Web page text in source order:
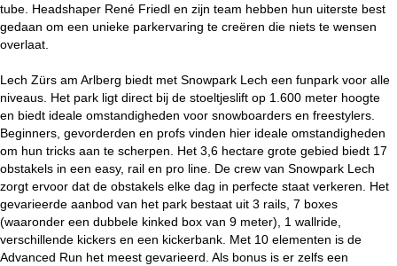
tube. Headshaper René Friedl en zijn team hebben hun uiterste best
gedaan om een unieke parkervaring te creëren die niets te wensen
overlaat.
Lech Zürs am Arlberg biedt met Snowpark Lech een funpark voor alle
niveaus. Het park ligt direct bij de stoeltjeslift op 1.600 meter hoogte
en biedt ideale omstandigheden voor snowboarders en freestylers.
Beginners, gevorderden en profs vinden hier ideale omstandigheden
om hun tricks aan te scherpen. Het 3,6 hectare grote gebied biedt 17
obstakels in een easy, rail en pro line. De crew van Snowpark Lech
zorgt ervoor dat de obstakels elke dag in perfecte staat verkeren. Het
gevarieerde aanbod van het park bestaat uit 3 rails, 7 boxes
(waaronder een dubbele kinked box van 9 meter), 1 wallride,
verschillende kickers en een kickerbank. Met 10 elementen is de
Advanced Run het meest gevarieerd. Als bonus is er zelfs een